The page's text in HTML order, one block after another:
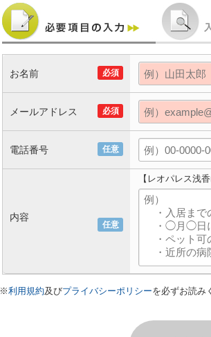
必須
お名前
必須
メールアドレス
任意
電話番号
任意
内容
【レオパレス浅
※利用規約及びプライバシーポリシーを必ずお読み